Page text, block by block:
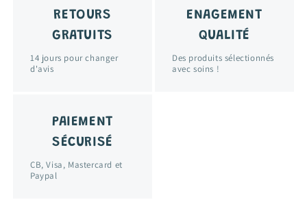
RETOURS
GRATUITS
14 jours pour changer
d'avis
ENAGEMENT
QUALITÉ
Des produits sélectionnés
avec soins !
PAIEMENT
SÉCURISÉ
CB, Visa, Mastercard et
Paypal